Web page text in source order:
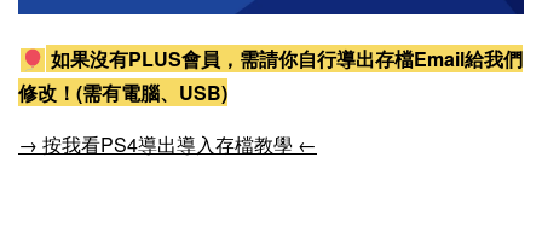
如果沒有PLUS會員，需請你自行導出存檔Email給我們
修改！(需有電腦、USB)
→ 按我看PS4導出導入存檔教學 ←